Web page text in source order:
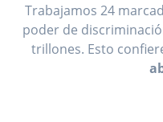
Trabajamos 24
poder de
trillones. Esto